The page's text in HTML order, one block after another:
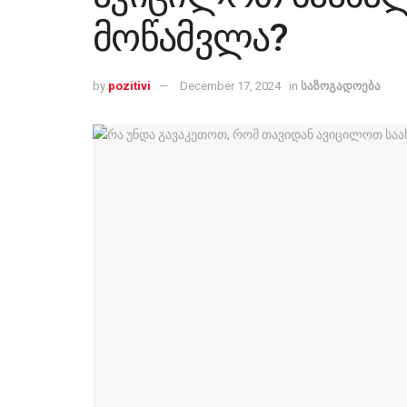
მოწამვლა?
by pozitivi December 17, 2024 in საზოგადოება